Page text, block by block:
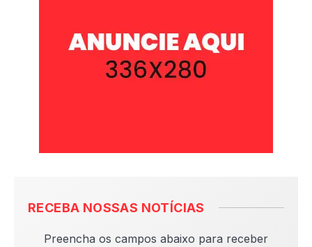
RECEBA NOSSAS NOTÍCIAS
Preencha os campos abaixo para receber